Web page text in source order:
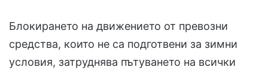
Блокирането на движението от превозни
средства, които не са подготвени за зимни
условия, затруднява пътуването на всички